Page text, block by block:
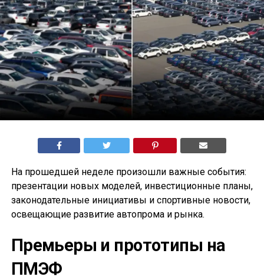
На прошедшей неделе произошли важные события:
презентации новых моделей, инвестиционные планы,
законодательные инициативы и спортивные новости,
освещающие развитие автопрома и рынка.
Премьеры и прототипы на
ПМЭФ